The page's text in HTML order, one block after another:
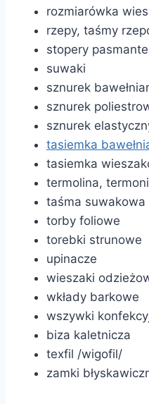
rozmiarówka
rzepy, taśmy
stopery
suwaki
sznurek
sznurek
sznurek
tasiemka
tasiemka
termolina,
taśma suwakowa
torby foliowe
torebki strunowe
upinacze
wieszaki
wkłady barkowe
wszywki
biza kaletnicza
texfil /wigofil/
zamki